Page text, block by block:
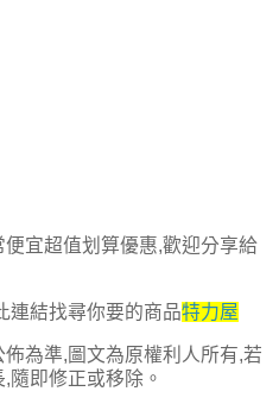
宜超值划算優惠,歡迎分享給
連結找尋你要的商品特力屋
為準,圖文為原權利人所有,若
隨即修正或移除。